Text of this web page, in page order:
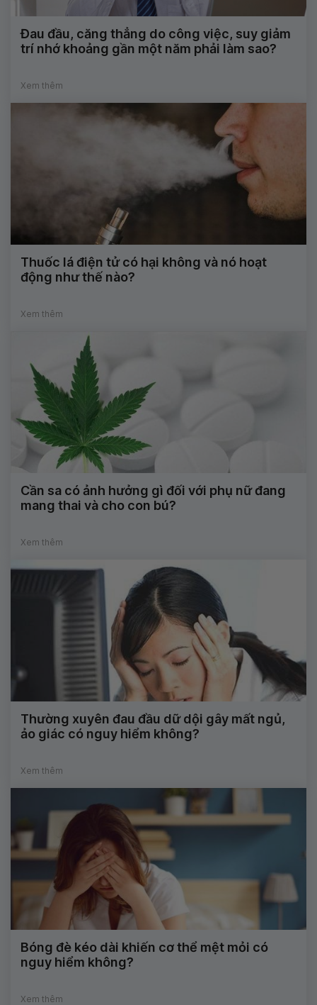
Đau đầu, căng thẳng do công việc, suy giảm
trí nhớ khoảng gần một năm phải làm sao?
Xem thêm
Thuốc lá điện tử có hại không và nó hoạt
động như thế nào?
Xem thêm
Cần sa có ảnh hưởng gì đối với phụ nữ đang
mang thai và cho con bú?
Xem thêm
Thường xuyên đau đầu dữ dội gây mất ngủ,
ảo giác có nguy hiểm không?
Xem thêm
Bóng đè kéo dài khiến cơ thể mệt mỏi có
nguy hiểm không?
Xem thêm